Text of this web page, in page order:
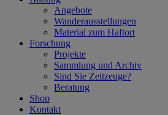
Angebote
Wanderausstellungen
Material zum Haftort
Forschung
Projekte
Sammlung und Archiv
Sind Sie Zeitzeuge?
Beratung
Shop
Kontakt